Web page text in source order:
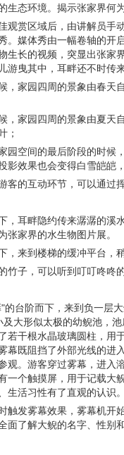
生态环境。揭示张家界何
观赏区域后，由讲解员手
。媒体秀由一幅卷轴的开
生长的视频，突显出张家
游曳其中，耳畔还不时传
，家园四周的景象由春天
，家园四周的景象由夏天
；
园空间的最后阶段的时候
影效果也会变得白雪皑皑
客的互动环节，可以通过
，耳畔隐约传来潺潺的溪
张家界的水生物图片展。
，来到楼梯的缓冲平台，
竹子，可以听到叮叮咚咚
的台阶而下，来到负一层
大形似太极的幼鲵池，
若干根水晶玻璃圆柱，用
幕既阻挡了外部光线的进
观。游客穿过雾幕，进入
一个触摸屏，用于记载大
生活习性有了直观的认识。
触发雾幕效果，雾幕机开
面了解大鲵的名字、性别